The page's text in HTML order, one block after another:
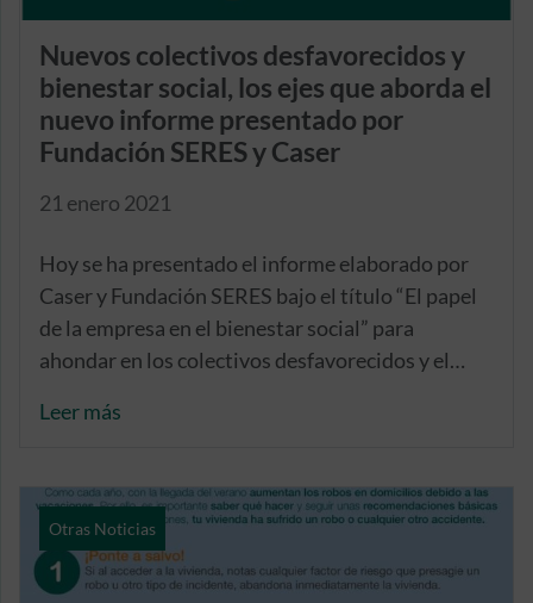
Nuevos colectivos desfavorecidos y
bienestar social, los ejes que aborda el
nuevo informe presentado por
Fundación SERES y Caser
21 enero 2021
Hoy se ha presentado el informe elaborado por
Caser y Fundación SERES bajo el título “El papel
de la empresa en el bienestar social” para
ahondar en los colectivos desfavorecidos y el
Leer más
Otras Noticias